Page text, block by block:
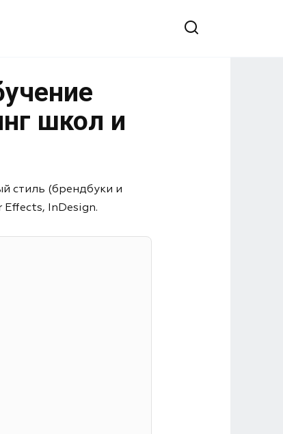
школ и
стиль (брендбуки и
InDesign.